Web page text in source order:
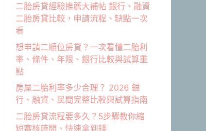
二胎房貸經驗推薦大補帖 銀行、融資
二胎房貸比較，申請流程、缺點一次
看
想申請二順位房貸？一次看懂二胎利
率、條件、年限、銀行比較與試算重
點
房屋二胎利率多少合理？ 2026 銀
行、融資、民間完整比較與試算指南
二胎房貸流程要多久？5步驟教你縮
短審核時間、快速拿到錢